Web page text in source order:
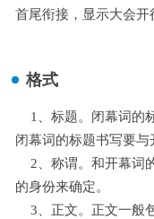
首尾衔接，显示大会开
2 格式
1、标题。闭幕词的
闭幕词的标题书写要与
2、称谓。和开幕词
的身份来确定。
3、正文。正文一般